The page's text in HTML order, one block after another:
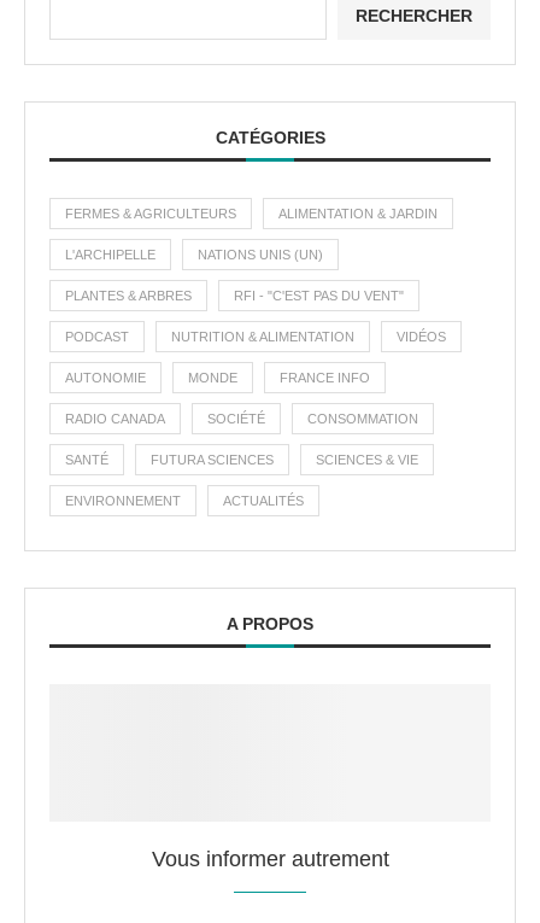
RECHERCHER
CATÉGORIES
FERMES & AGRICULTEURS ALIMENTATION & JARDIN
L'ARCHIPELLE NATIONS UNIS (UN)
PLANTES & ARBRES RFI - "C'EST PAS DU VENT"
PODCAST NUTRITION & ALIMENTATION VIDÉOS
AUTONOMIE MONDE FRANCE INFO
RADIO CANADA SOCIÉTÉ CONSOMMATION
SANTÉ FUTURA SCIENCES SCIENCES & VIE
ENVIRONNEMENT ACTUALITÉS
A PROPOS
Vous informer autrement